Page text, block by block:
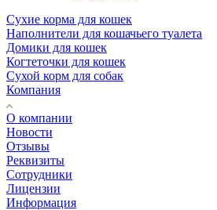
Сухие корма для кошек
Наполнители для кошачьего туалета
Домики для кошек
Когтеточки для кошек
Сухой корм для собак
Компания
О компании
Новости
Отзывы
Реквизиты
Сотрудники
Лицензии
Информация